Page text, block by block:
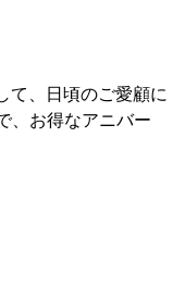
て、日頃のご愛顧に
、お得なアニバー